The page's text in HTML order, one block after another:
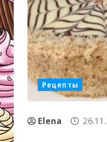
Рецепты
Elena